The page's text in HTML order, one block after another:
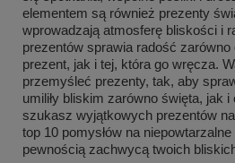
elementem są również prezenty
wprowadzają atmosferę bliskości i
prezentów sprawia radość
prezent, jak i tej, która go wręcza.
przemyśleć prezenty, tak, aby
umiliły bliskim zarówno święta, jak
szukasz wyjątkowych prezentów
top 10 pomysłów na
pewnością zachwycą twoich